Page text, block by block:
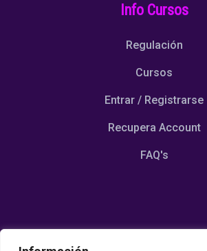
Info Cursos
Regulación
Cursos
Entrar / Registrarse
Recupera Account
FAQ's